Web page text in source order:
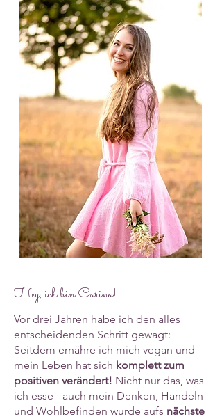
Hey, ich bin Carina!
Vor drei Jahren habe ich den alles
entscheidenden Schritt gewagt:
Seitdem ernähre ich mich vegan und
mein Leben hat sich komplett zum
positiven verändert! Nicht nur das, was
ich esse - auch mein Denken, Handeln
und Wohlbefinden wurde aufs nächste